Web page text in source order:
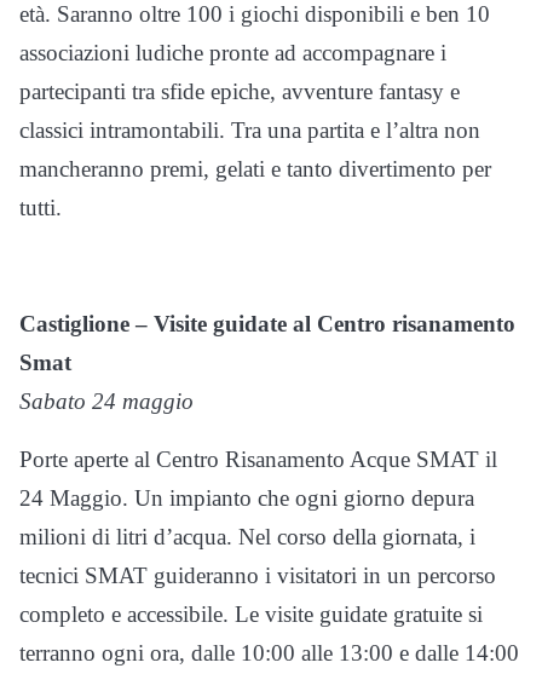
età. Saranno oltre 100 i giochi disponibili e ben 10
associazioni ludiche pronte ad accompagnare i
partecipanti tra sfide epiche, avventure fantasy e
classici intramontabili. Tra una partita e l’altra non
mancheranno premi, gelati e tanto divertimento per
tutti.
Castiglione – Visite guidate al Centro risanamento
Smat
Sabato 24 maggio
Porte aperte al Centro Risanamento Acque SMAT il
24 Maggio. Un impianto che ogni giorno depura
milioni di litri d’acqua. Nel corso della giornata, i
tecnici SMAT guideranno i visitatori in un percorso
completo e accessibile. Le visite guidate gratuite si
terranno ogni ora, dalle 10:00 alle 13:00 e dalle 14:00